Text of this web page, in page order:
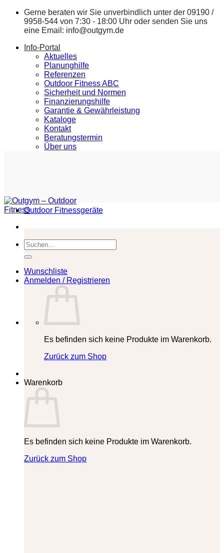
Zum
springen
Gerne beraten wir Sie unverbindlich unter der 09190 /
9958-544 von 7:30 - 18:00 Uhr oder senden Sie uns
eine Email: info@outgym.de
Info-Portal
Aktuelles
Planunghilfe
Referenzen
Outdoor Fitness ABC
Sicherheit und Normen
Finanzierungshilfe
Garantie & Gewährleistung
Kataloge
Kontakt
Beratungstermin
Über uns
Suchen
nach:
Wunschliste
Anmelden / Registrieren
Es befinden sich keine Produkte im Warenkorb.
Zurück zum Shop
Warenkorb
Es befinden sich keine Produkte im Warenkorb.
Zurück zum Shop
Outdoor Fitnessgeräte